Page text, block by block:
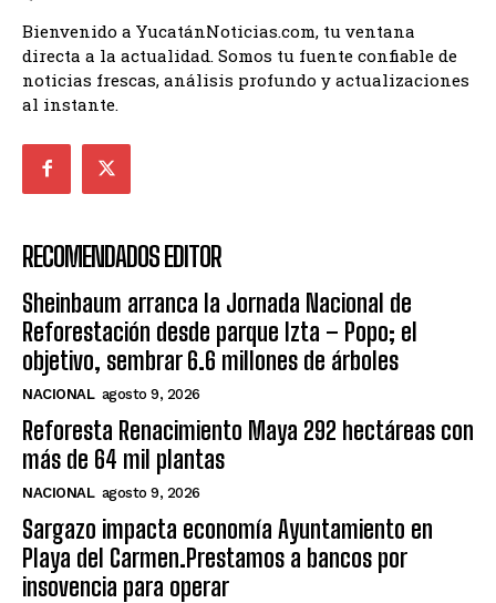
Bienvenido a YucatánNoticias.com, tu ventana
directa a la actualidad. Somos tu fuente confiable de
noticias frescas, análisis profundo y actualizaciones
al instante.
RECOMENDADOS EDITOR
Sheinbaum arranca la Jornada Nacional de
Reforestación desde parque Izta – Popo; el
objetivo, sembrar 6.6 millones de árboles
NACIONAL agosto 9, 2026
Reforesta Renacimiento Maya 292 hectáreas con
más de 64 mil plantas
NACIONAL agosto 9, 2026
Sargazo impacta economía Ayuntamiento en
Playa del Carmen.Prestamos a bancos por
insovencia para operar